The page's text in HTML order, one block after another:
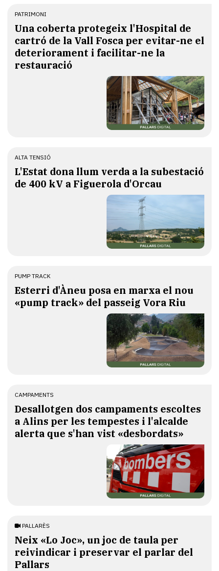
PATRIMONI
Una coberta protegeix l'Hospital de
cartró de la Vall Fosca per evitar-ne el
deteriorament i facilitar-ne la
restauració
ALTA TENSIÓ
L'Estat dona llum verda a la subestació
de 400 kV a Figuerola d'Orcau
PUMP TRACK
Esterri d'Àneu posa en marxa el nou
«pump track» del passeig Vora Riu
CAMPAMENTS
​Desallotgen dos campaments escoltes
a Alins per les tempestes i l'alcalde
alerta que s'han vist «desbordats»
PALLARÈS
​Neix «Lo Joc», un joc de taula per
reivindicar i preservar el parlar del
Pallars